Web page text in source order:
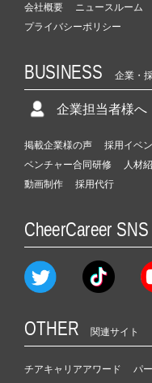
会社概要 ニュースルーム
プライバシーポリシー
BUSINESS 企業・
企業担当者様へ
掲載企業様の声 採用イベ
ベンチャー合同研修
人材
動画制作
採用代行
CheerCareer SNS
OTHER 関連サイト
チアキャリアアワード パ